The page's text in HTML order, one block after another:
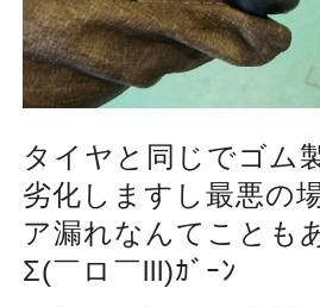
タイヤと同じでゴム
劣化しますし最悪の
ア漏れなんてことも
Σ(￣ロ￣lll)ｶﾞｰﾝ